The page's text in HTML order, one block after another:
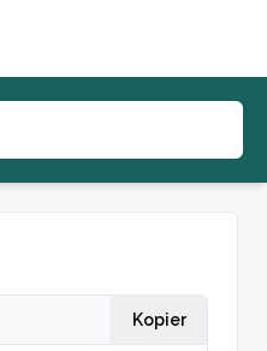
Kopier